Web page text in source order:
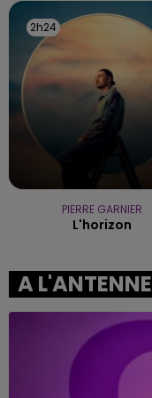
2h24
2h24
PIERRE GARNIER
L'horizon
A L'ANTENNE